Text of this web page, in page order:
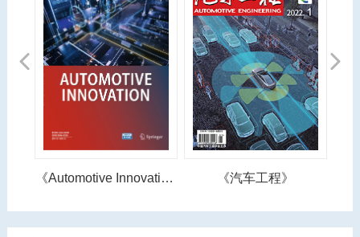
Previous
《Automotive Innovation》 《汽车工程》
Next